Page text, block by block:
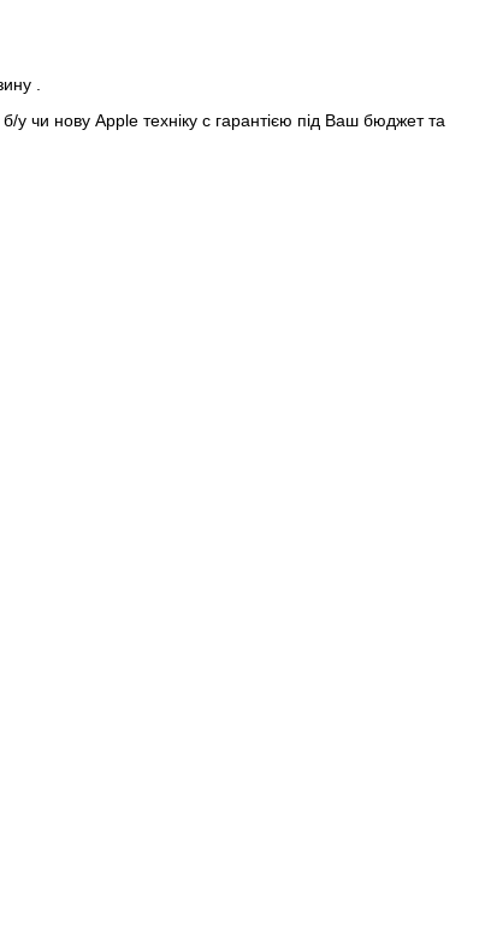
.
чи нову Apple техніку с гарантією під Ваш бюджет та